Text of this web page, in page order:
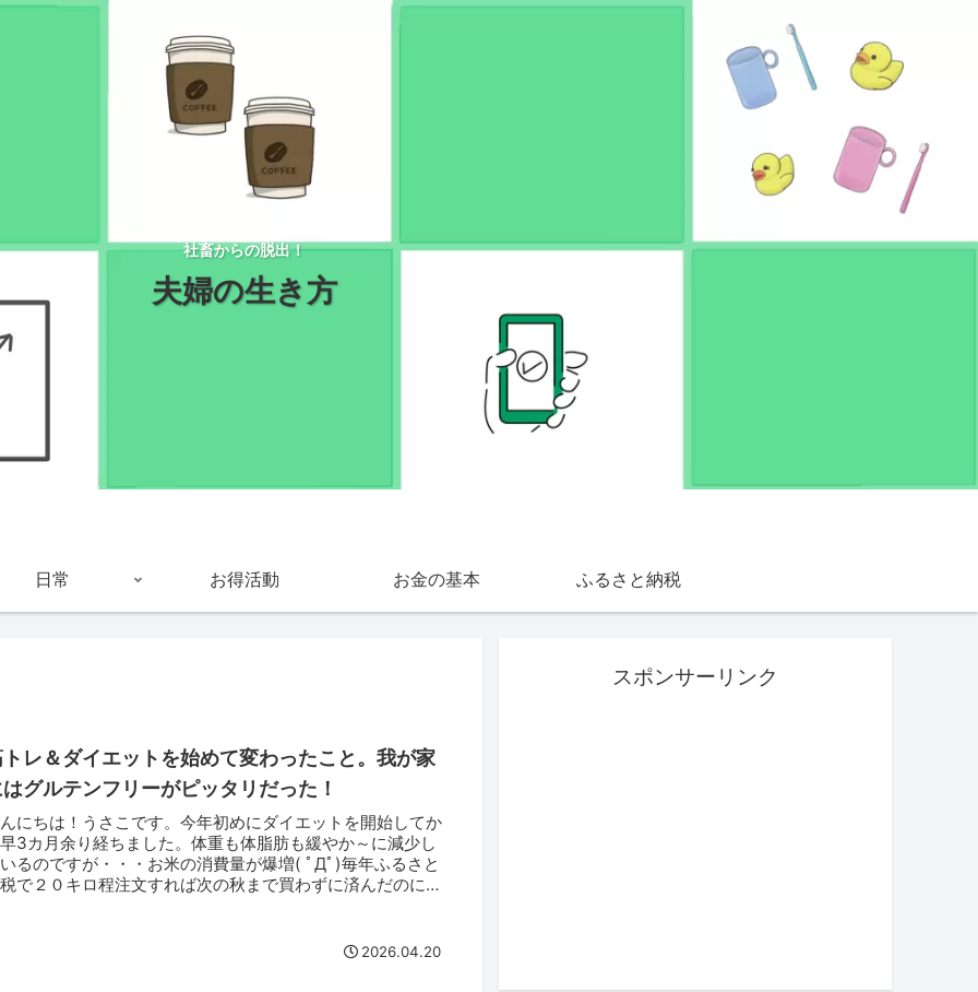
社畜からの脱出！
夫婦の生き方
日常 お得活動 お金の基本 ふるさと納税
レ＆ダイエットを始めて変わったこと。我が家
グルテンフリーがピッタリだった！
にちは！うさこです。今年初めにダイエットを開始してか
3カ月余り経ちました。体重も体脂肪も緩やか～に減少し
るのですが・・・お米の消費量が爆増( ﾟДﾟ)毎年ふるさと
で２０キロ程注文すれば次の秋まで買わずに済んだのに、
2026.04.20
スポンサーリンク